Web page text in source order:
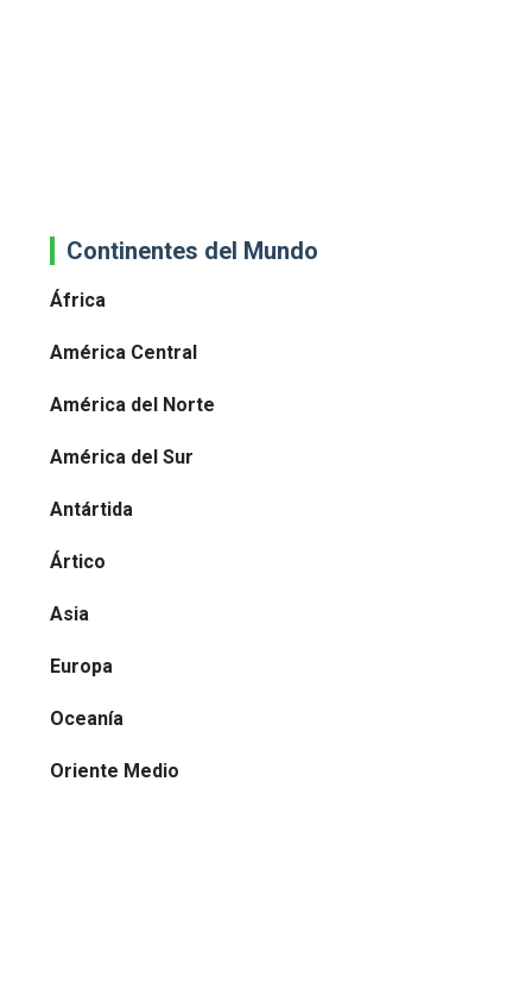
Continentes del Mundo
África
América Central
América del Norte
América del Sur
Antártida
Ártico
Asia
Europa
Oceanía
Oriente Medio